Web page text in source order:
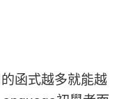
函式越多就能越